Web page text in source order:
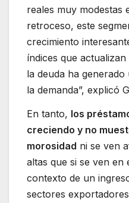
reales muy modestas
retroceso, este
crecimiento
índices que
la deuda ha
la demanda”, explicó
En tanto, los
creciendo y no
morosidad ni se ven
altas que si se ven en
contexto de un
sectores